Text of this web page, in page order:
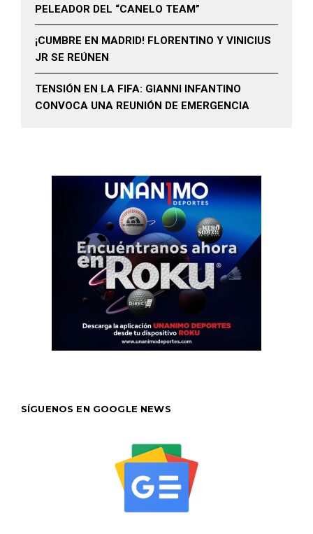
PELEADOR DEL “CANELO TEAM”
¡CUMBRE EN MADRID! FLORENTINO Y VINICIUS
JR SE REÚNEN
TENSIÓN EN LA FIFA: GIANNI INFANTINO
CONVOCA UNA REUNIÓN DE EMERGENCIA
SÍGUENOS EN GOOGLE NEWS